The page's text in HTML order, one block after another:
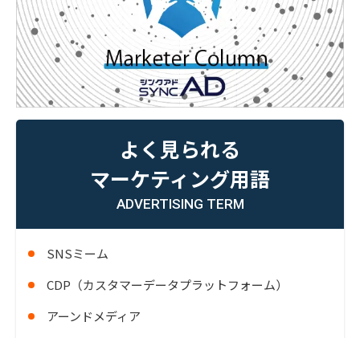
よく見られる
マーケティング用語
ADVERTISING TERM
SNSミーム
CDP（カスタマーデータプラットフォーム）
アーンドメディア